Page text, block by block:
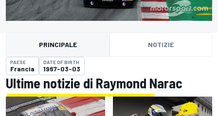
PRINCIPALE NOTIZIE
PAESE
Francia
DATE OF BIRTH
1967-03-03
Ultime notizie di Raymond Narac